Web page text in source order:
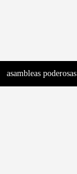
asambleas poderosas